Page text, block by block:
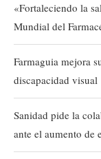
«Fortaleciendo la
Mundial del
Farmaguia mejora
discapacidad visual
Sanidad pide la
ante el aumento de